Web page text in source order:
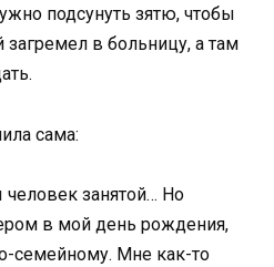
подсунуть зятю, чтобы
загремел в больницу, а там
сама:
занятой… Но
в мой день рождения,
семейному. Мне как-то